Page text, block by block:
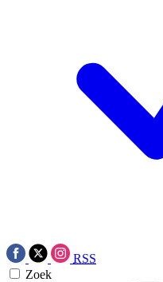
RSS
Zoek